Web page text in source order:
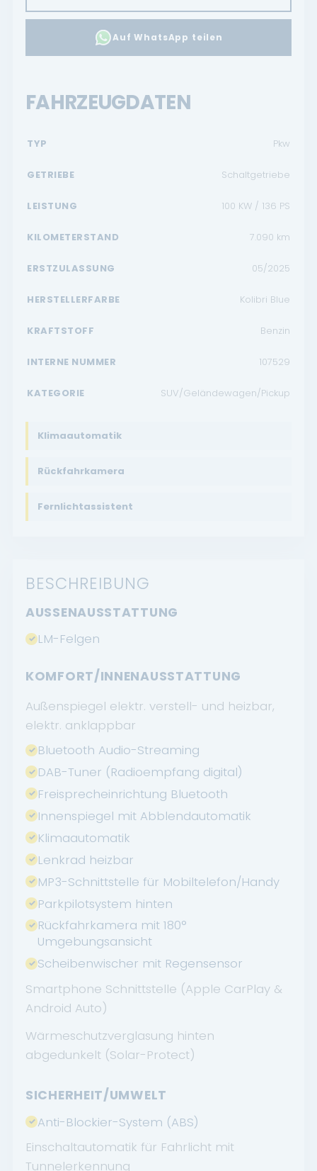
Auf WhatsApp teilen
FAHRZEUGDATEN
TYP Pkw
GETRIEBE Schaltgetriebe
LEISTUNG 100 KW / 136 PS
KILOMETERSTAND 7.090 km
ERSTZULASSUNG 05/2025
HERSTELLERFARBE Kolibri Blue
KRAFTSTOFF Benzin
INTERNE NUMMER 107529
KATEGORIE SUV/Geländewagen/Pickup
Klimaautomatik
Rückfahrkamera
Fernlichtassistent
BESCHREIBUNG
AUSSENAUSSTATTUNG
LM-Felgen
KOMFORT/INNENAUSSTATTUNG
Außenspiegel elektr. verstell- und heizbar,
elektr. anklappbar
Bluetooth Audio-Streaming
DAB-Tuner (Radioempfang digital)
Freisprecheinrichtung Bluetooth
Innenspiegel mit Abblendautomatik
Klimaautomatik
Lenkrad heizbar
MP3-Schnittstelle für Mobiltelefon/Handy
Parkpilotsystem hinten
Rückfahrkamera mit 180°
Umgebungsansicht
Scheibenwischer mit Regensensor
Smartphone Schnittstelle (Apple CarPlay &
Android Auto)
Wärmeschutzverglasung hinten
abgedunkelt (Solar-Protect)
SICHERHEIT/UMWELT
Anti-Blockier-System (ABS)
Einschaltautomatik für Fahrlicht mit
Tunnelerkennung